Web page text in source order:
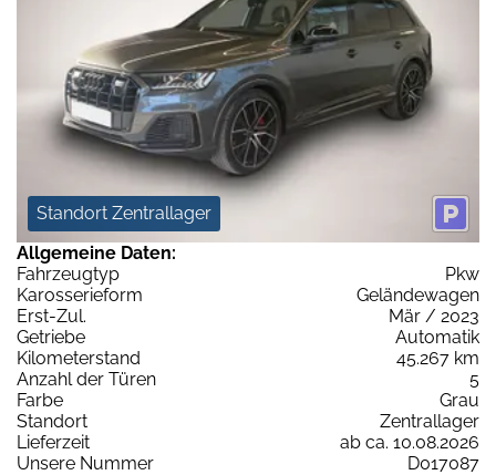
Standort Zentrallager
Allgemeine Daten:
Fahrzeugtyp
Pkw
Karosserieform
Geländewagen
Erst-Zul.
Mär / 2023
Getriebe
Automatik
Kilometerstand
45.267 km
Anzahl der Türen
5
Farbe
Grau
Standort
Zentrallager
Lieferzeit
ab ca. 10.08.2026
Unsere Nummer
D017087